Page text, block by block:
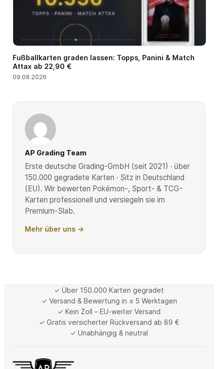
Fußballkarten graden lassen: Topps, Panini & Match
Attax ab 22,90 €
09.08.2026
AP Grading Team
Erste deutsche Grading-GmbH (seit 2021) · über
150.000 gegradete Karten · Sitz in Deutschland
(EU). Wir bewerten Pokémon-, Sport- & TCG-
Karten professionell und versiegeln sie im
Premium-Slab.
Mehr über uns →
✓ Über 150.000 Karten gegradet
✓ Versand & Bewertung in ≤ 5 Werktagen
✓ Kein Zoll – EU-weiter Versand
✓ Gratis versicherter Rückversand ab 89 €
✓ Unabhängig & neutral